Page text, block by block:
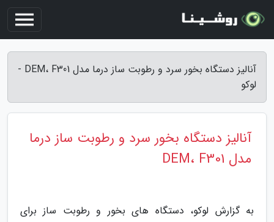
آنالیز دستگاه بخور سرد و رطوبت ساز درما مدل DEM، F301 -
لوکو
آنالیز دستگاه بخور سرد و رطوبت ساز درما
مدل DEM، F301
به گزارش لوکو، دستگاه های بخور و رطوبت ساز برای